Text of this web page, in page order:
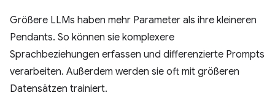
Größere LLMs haben mehr Parameter als ihre kleineren
Pendants. So können sie komplexere
Sprachbeziehungen erfassen und differenzierte Prompts
verarbeiten. Außerdem werden sie oft mit größeren
Datensätzen trainiert.